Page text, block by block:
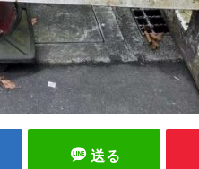
送る